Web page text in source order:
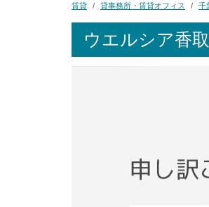
賃貸 貸事務所・賃貸オフィス 千
ウエルシア香